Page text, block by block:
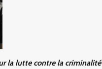
la lutte contre la criminalité